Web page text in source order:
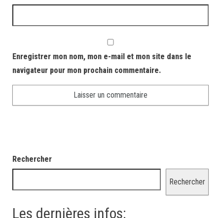
Enregistrer mon nom, mon e-mail et mon site dans le
navigateur pour mon prochain commentaire.
Rechercher
Rechercher
Les dernières infos: